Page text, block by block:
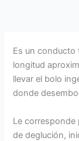
Es un conducto
longitud
llevar el bolo
donde
Le corresponde
de deglución,